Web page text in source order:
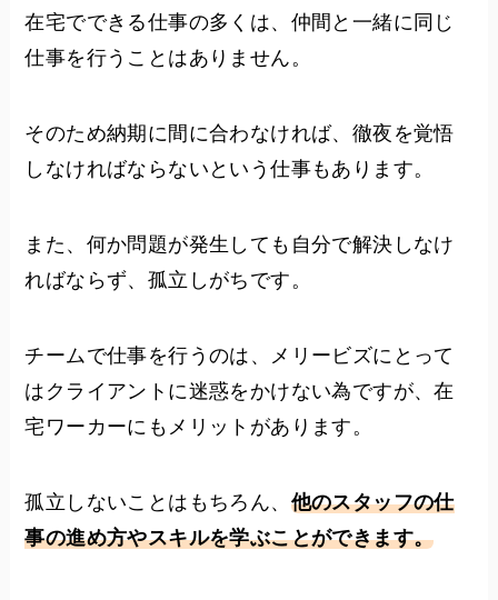
在宅でできる仕事の多くは、仲間と一緒に同じ
仕事を行うことはありません。
そのため納期に間に合わなければ、徹夜を覚悟
しなければならないという仕事もあります。
また、何か問題が発生しても自分で解決しなけ
ればならず、孤立しがちです。
チームで仕事を行うのは、メリービズにとって
はクライアントに迷惑をかけない為ですが、在
宅ワーカーにもメリットがあります。
孤立しないことはもちろん、 他のスタッフの仕
事の進め方やスキルを学ぶことができます。